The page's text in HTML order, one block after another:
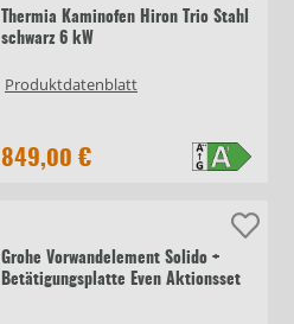
Thermia Kaminofen Hiron Trio Stahl
schwarz 6 kW
Produktdatenblatt
849,00 €
Grohe Vorwandelement Solido +
Betätigungsplatte Even Aktionsset